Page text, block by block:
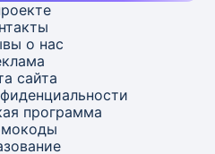
о нас
сайта
программа